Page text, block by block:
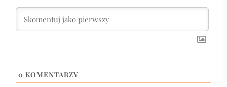
0 KOMENTARZY